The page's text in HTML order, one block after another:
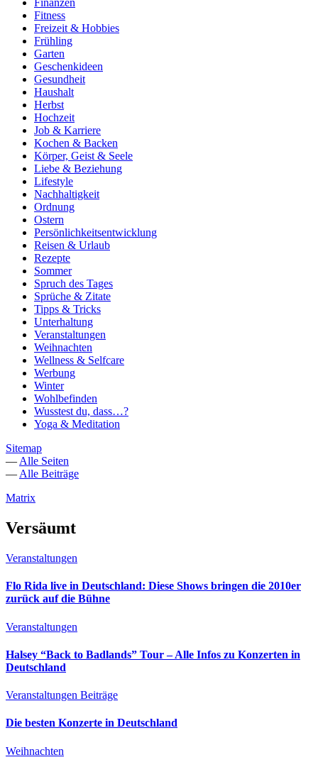
Finanzen
Fitness
Freizeit & Hobbies
Frühling
Garten
Geschenkideen
Gesundheit
Haushalt
Herbst
Hochzeit
Job & Karriere
Kochen & Backen
Körper, Geist & Seele
Liebe & Beziehung
Lifestyle
Nachhaltigkeit
Ordnung
Ostern
Persönlichkeitsentwicklung
Reisen & Urlaub
Rezepte
Sommer
Spruch des Tages
Sprüche & Zitate
Tipps & Tricks
Unterhaltung
Veranstaltungen
Weihnachten
Wellness & Selfcare
Werbung
Winter
Wohlbefinden
Wusstest du, dass…?
Yoga & Meditation
Sitemap
— Alle Seiten
— Alle Beiträge
Matrix
Versäumt
Veranstaltungen
Flo Rida live in Deutschland: Diese Shows bringen die 2010er
zurück auf die Bühne
Veranstaltungen
Halsey “Back to Badlands” Tour – Alle Infos zu Konzerten in
Deutschland
Veranstaltungen Beiträge
Die besten Konzerte in Deutschland
Weihnachten